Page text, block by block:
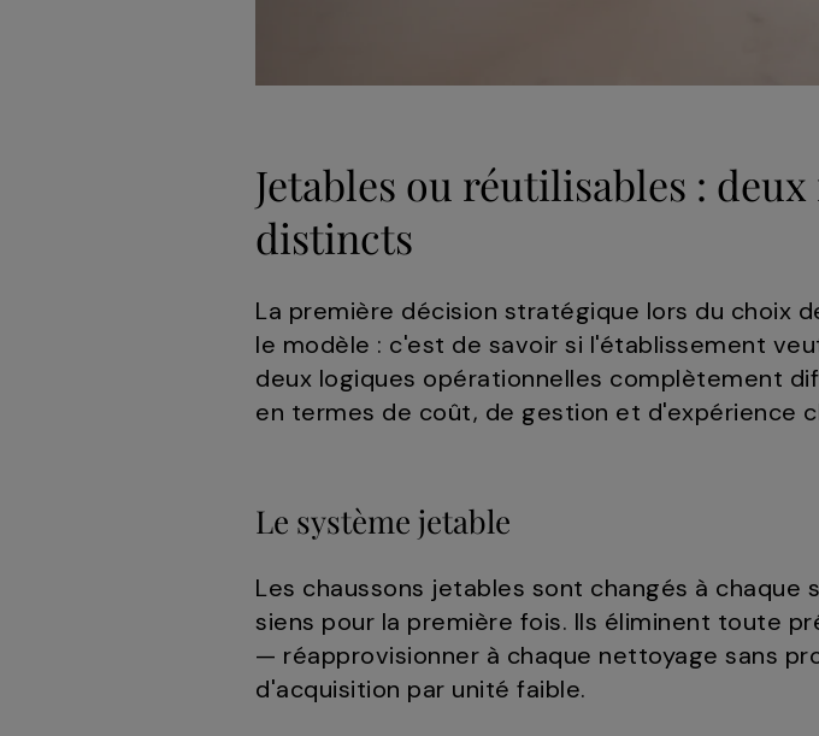
Jetables ou réutilisables :
distincts
La première décision stratégique lors du choix
le modèle : c'est de savoir si l'établissement
deux logiques opérationnelles complètement
en termes de coût, de gestion et d'expérience
Le système jetable
Les chaussons jetables sont changés à
siens pour la première fois. Ils éliminent toute
— réapprovisionner à chaque nettoyage sans
d'acquisition par unité faible.